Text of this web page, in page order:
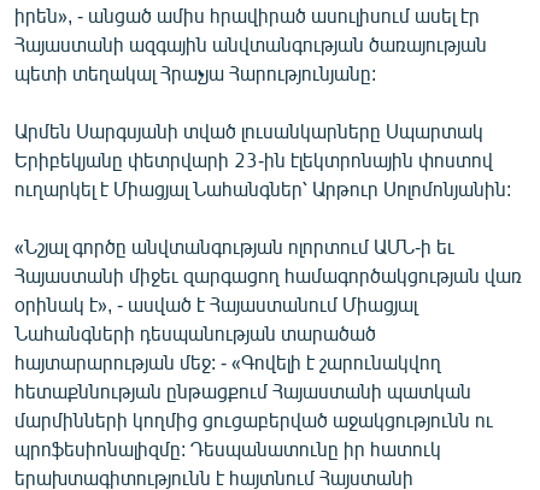
իրեն», - անցած ամիս հրավիրած ասուլիսում ասել էր
Հայաստանի ազգային անվտանգության ծառայության
պետի տեղակալ Հրաչյա Հարությունյանը:
Արմեն Սարգսյանի տված լուսանկարները Սպարտակ
Երիբեկյանը փետրվարի 23-ին էլեկտրոնային փոստով
ուղարկել է Միացյալ Նահանգներ՝ Արթուր Սոլոմոնյանին:
«Նշյալ գործը անվտանգության ոլորտում ԱՄՆ-ի եւ
Հայաստանի միջեւ զարգացող համագործակցության վառ
օրինակ է», - ասված է Հայաստանում Միացյալ
Նահանգների դեսպանության տարածած
հայտարարության մեջ: - «Գովելի է շարունակվող
հետաքննության ընթացքում Հայաստանի պատկան
մարմինների կողմից ցուցաբերված աջակցությունն ու
պրոֆեսիոնալիզմը: Դեսպանատունը իր հատուկ
երախտագիտությունն է հայտնում Հայստանի